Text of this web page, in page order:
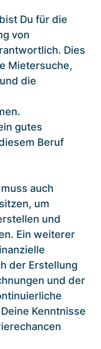
Du für die
von
Dies
Mietersuche,
die
gutes
Beruf
auch
um
und
Ein weiterer
der Erstellung
und der
Kenntnisse